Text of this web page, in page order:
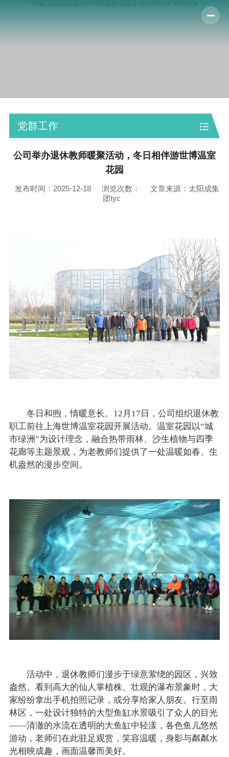
党群工作
公司举办退休教师暖聚活动，冬日相伴游世博温室
花园
发布时间：2025-12-18 浏览次数：
文章来源：太阳成集
团tyc
冬日和煦，情暖意长。12月17日，公司组织退休教
职工前往上海世博温室花园开展活动。温室花园以“城
市绿洲”为设计理念，融合热带雨林、沙生植物与四季
花廊等主题景观，为老教师们提供了一处温暖如春、生
机盎然的漫步空间。
活动中，退休教师们漫步于绿意萦绕的园区，兴致
盎然。看到高大的仙人掌植株、壮观的瀑布景象时，大
家纷纷拿出手机拍照记录，或分享给家人朋友。行至雨
林区，一处设计独特的大型鱼缸水景吸引了众人的目光
——清澈的水流在透明的大鱼缸中轻漾，各色鱼儿悠然
游动，老师们在此驻足观赏，笑容温暖，身影与粼粼水
光相映成趣，画面温馨而美好。